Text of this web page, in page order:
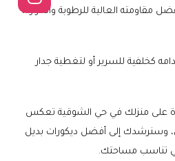
مقاومته العالية للرطوبة والحرارة،
كخلفية للسرير أو لتغطية جدار
على منزلك في حي الشوقية تعكس
وسنرشدك إلى أفضل ديكورات بديل
تناسب مساحتك.